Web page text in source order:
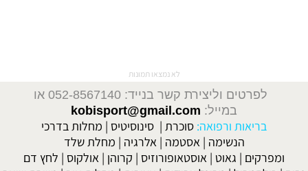
לא נמצאו תמונות
לפרטים וליצירת קשר בנייד: 052-8567140
או
במייל: kobisport@gmail.com
בריאות ורפואה: סוכרת | סינוסיטיס | מחלות בדרכי
הנשימה | אסטמה | אלרגיה | מחלת שלד
ומפרקים | גאוט | אוסטאופורוזיס | קרוהן | אולקוס | לחץ דם